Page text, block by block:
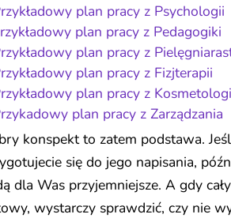
plan pracy z Psychologii
plan pracy z Pedagogiki
plan pracy z
plan pracy z Fizjterapii
plan pracy z
plan pracy z Zarządzania
konspekt to zatem podstawa.
się do jego napisania,
dla Was przyjemniejsze. A gdy
wystarczy sprawdzić, czy nie